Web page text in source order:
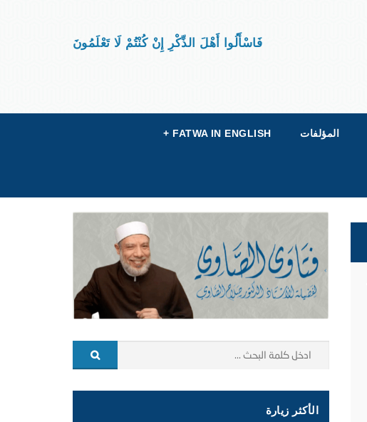
فَاسْأَلُوا أَهْلَ الذِّكْرِ إِنْ كُنْتُمْ لَا تَعْلَمُونَ
المؤلفات FATWA IN ENGLISH
+
الأكثر زيارة